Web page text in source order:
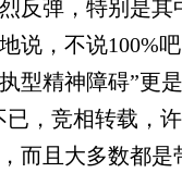
反弹，特别是其
说，不说100%
型精神障碍”更
已，竞相转载，
而且大多数都是